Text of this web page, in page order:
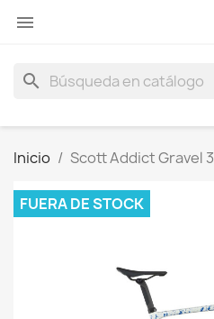

search
Inicio Scott Addict Gravel
FUERA DE STOCK